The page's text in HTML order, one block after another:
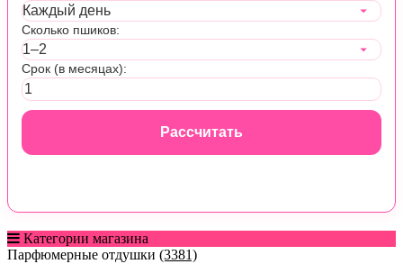
Сколько пшиков:
Срок (в месяцах):
Рассчитать
Категории магазина
Парфюмерные отдушки (3381)